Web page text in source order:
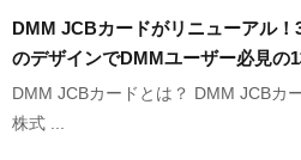
DMM JCBカードがリニューアル
のデザインでDMMユーザー必見の
DMM JCBカードとは？ DMM JCBカ
株式 ...